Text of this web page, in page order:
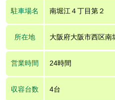
駐車場名 南堀江４丁目第２
所在地 大阪府大阪市西区南
営業時間 24時間
収容台数 4台